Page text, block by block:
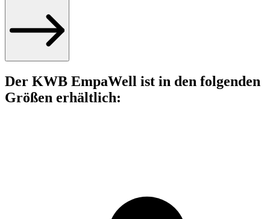
Der KWB EmpaWell ist in den folgenden
Größen erhältlich: